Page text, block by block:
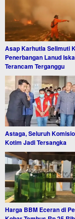
Asap Karhutla Selimuti
Penerbangan Lanud
Terancam Terganggu
Astaga, Seluruh
Kotim Jadi Tersangka
Harga BBM Eceran di